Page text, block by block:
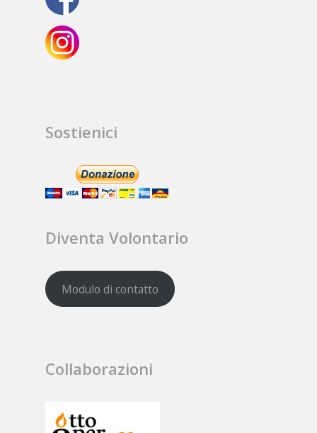
Sostienici
Diventa Volontario
Modulo di contatto
Collaborazioni